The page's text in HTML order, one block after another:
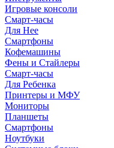
Игровые консоли
Смарт-часы
Для Нее
Смартфоны
Кофемашины
Фены и Стайлеры
Смарт-часы
Для Ребенка
Принтеры и МФУ
Мониторы
Планшеты
Смартфоны
Ноутбуки